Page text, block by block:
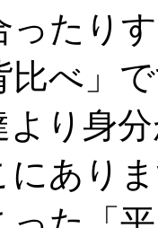
ったり
比べ」
より身
にあり